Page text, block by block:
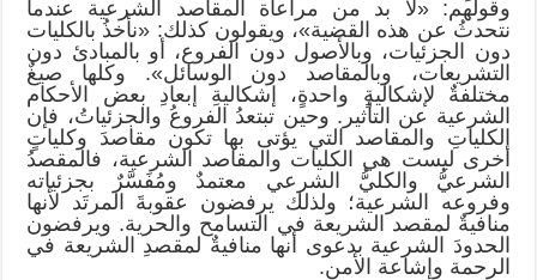
وقولهم: «لا بد من مراعاة المقاصد الشرعية عندما
نتحدثُ عن هذه القضية»، ويقولون كذلك: «نأخذُ بالكليات
دون الجزئيات، وبالأصول دون الفروع، أو بالمبادئ دون
التشريعات، وبالمقاصد دون الوسائل». وكلها صيغٌ
مختلفةٌ لإشكاليةٍ واحدةٍ، إشكاليةِ إبعادِ بعض الأحكام
الشرعية عن التأثير. وحين تبتعدُ الفروعُ والجزئياتُ، فإن
الكلياتِ والمقاصد التي يؤتى بها تكون مقاصدَ وكلياتٍ
أخرى ليست هي الكليات والمقاصد الشرعية، فالمقصدُ
الشرعيُّ والكليُّ الشرعي معتمدٌ ومُفَسَّرٌ بجزئياته
وفروعه الشرعية؛ ولذلك يرفضون عقوبةَ المرتَد لأنها
منافيةٌ لمقصد الشريعة في التسامح والحرية. ويرفضون
الحدودَ الشرعية بدعوى أنها منافيةٌ لمقصدِ الشريعة في
الرحمة وإشاعة الأمن.